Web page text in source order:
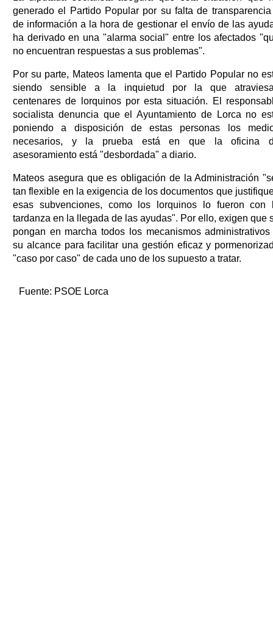
generado el Partido Popular por su falta de
de información a la hora de gestionar el envío de las
ha derivado en una "alarma social" entre los afectados
no encuentran respuestas a sus problemas".
Por su parte, Mateos lamenta que el Partido Popular no
siendo sensible a la inquietud por la que
centenares de lorquinos por esta situación. El
socialista denuncia que el Ayuntamiento de Lorca no
poniendo a disposición de estas personas los
necesarios, y la prueba está en que la oficina
asesoramiento está "desbordada" a diario.
Mateos asegura que es obligación de la Administración
tan flexible en la exigencia de los documentos que
esas subvenciones, como los lorquinos lo fueron con
tardanza en la llegada de las ayudas". Por ello, exigen que
pongan en marcha todos los mecanismos administrativos
su alcance para facilitar una gestión eficaz y
"caso por caso" de cada uno de los supuesto a tratar.
Fuente: PSOE Lorca